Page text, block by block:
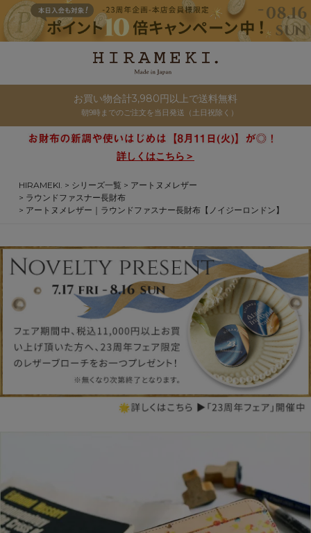
お買い物合計3,980円以上で送料無料
朝9時までのご注文を当日発送（土日祝除く）
詳しくはこちら＞
HIRAMEKI. シリーズ一覧
アートヌメレザー
ラウンドファスナー長財布
アートヌメレザー｜ラウンドファスナー長財布【ノイジーロンドン】